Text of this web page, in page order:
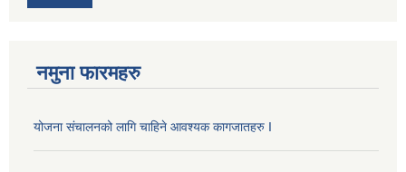
नमुना फारमहरु
योजना संचालनको लागि चाहिने आवश्यक कागजातहरु I